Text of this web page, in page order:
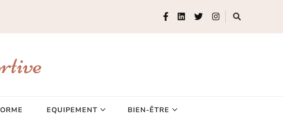
EQUIPEMENT BIEN-ÊTRE